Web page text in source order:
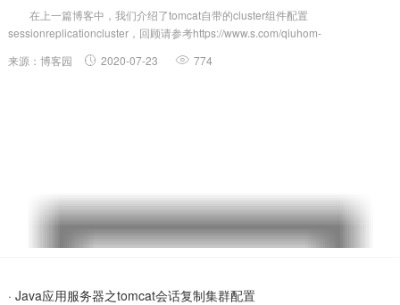
在上一篇博客中，我们介绍了tomcat自带的cluster组件配置
sessionreplicationcluster，回顾请参考https://www.s.com/qiuhom-
节点的session信...
来源：博客园 2020-07-23 774
· Java应用服务器之tomcat会话复制集群配置